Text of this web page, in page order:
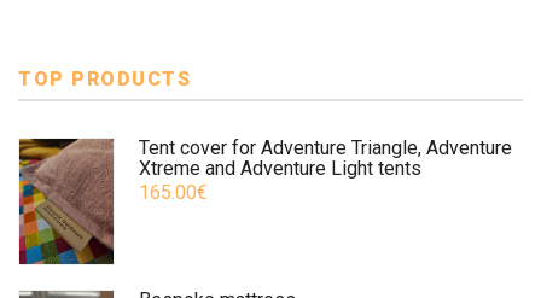
TOP PRODUCTS
Tent cover for Adventure Triangle, Adventure
Xtreme and Adventure Light tents
165.00€